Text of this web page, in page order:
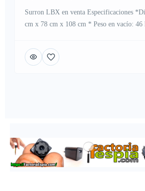
Surron LBX en venta Especificaciones
cm x 78 cm x 108 cm * Peso en vacío:
*Distancia entre ejes: 125 cm *Distancia
Sistema de alimentación: PMSM +